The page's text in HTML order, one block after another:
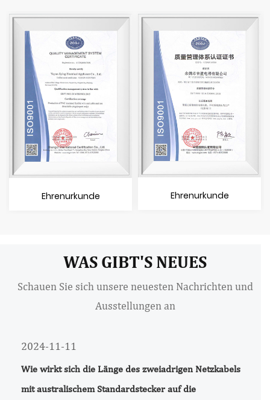
Ehrenurkunde Ehrenurkunde
WAS GIBT'S NEUES
Schauen Sie sich unsere neuesten Nachrichten und
Ausstellungen an
2024-11-11
Wie wirkt sich die Länge des zweiadrigen Netzkabels
mit australischem Standardstecker auf die